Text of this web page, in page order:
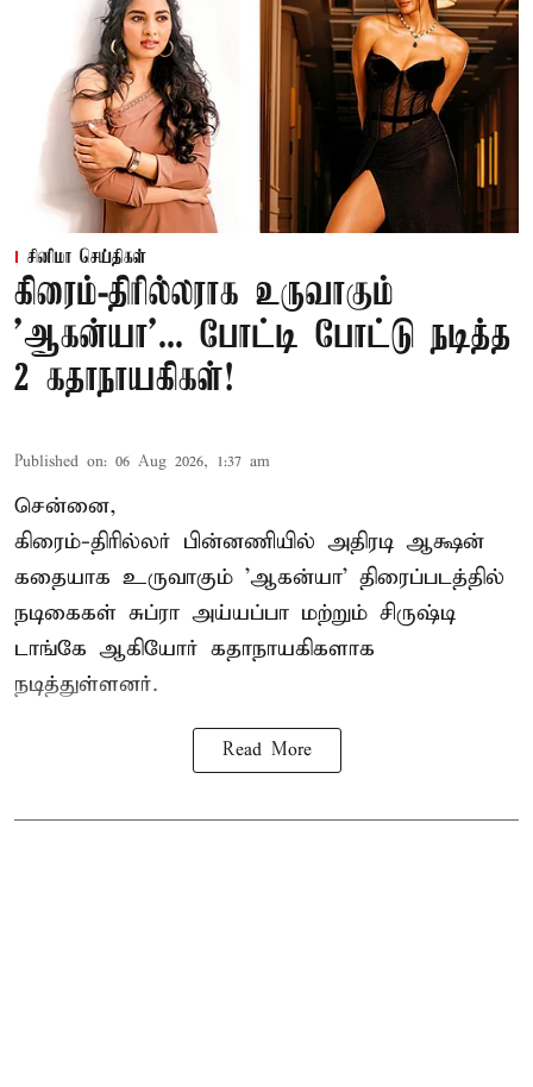
சினிமா செய்திகள்
கிரைம்-திரில்லராக உருவாகும்
'ஆகன்யா'... போட்டி போட்டு நடித்த
2 கதாநாயகிகள்!
Published on: 06 Aug 2026, 1:37 am
சென்னை,
கிரைம்-திரில்லர் பின்னணியில் அதிரடி ஆக்ஷன்
கதையாக உருவாகும் 'ஆகன்யா' திரைப்படத்தில்
நடிகைகள் சுப்ரா அய்யப்பா மற்றும் சிருஷ்டி
டாங்கே ஆகியோர் கதாநாயகிகளாக
நடித்துள்ளனர்.
Read More